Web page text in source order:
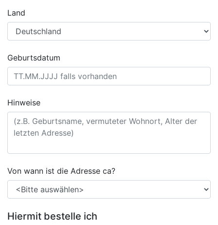
Land
Geburtsdatum
Hinweise
Von wann ist die Adresse ca?
Hiermit bestelle ich